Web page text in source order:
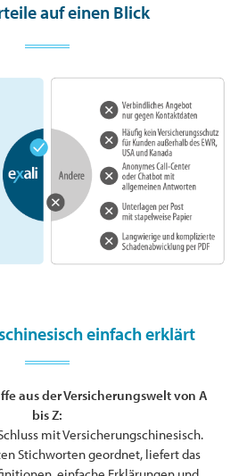
auf einen Blick
einfach erklärt
aus der Versicherungswelt von A
bis Z:
mit Versicherungschinesisch.
Stichworten geordnet, liefert das